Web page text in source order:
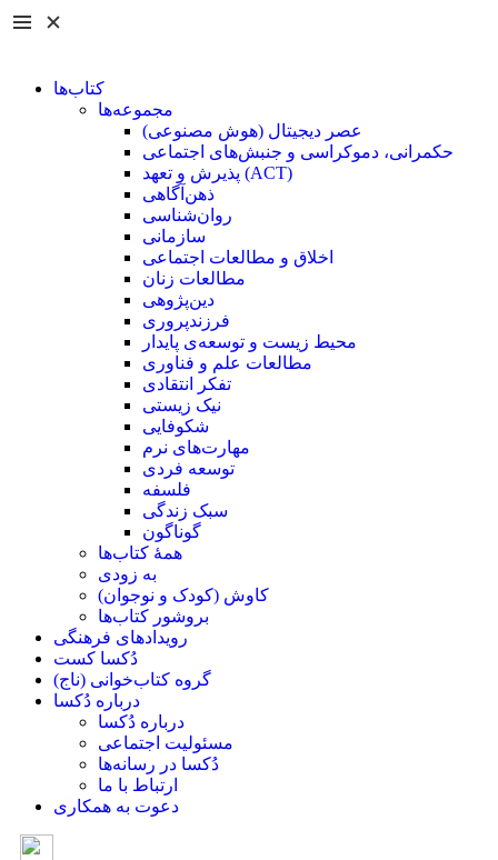
کتاب‌ها
مجموعه‌ها
عصر دیجیتال (هوش مصنوعی)
حکمرانی، دموکراسی و جنبش‌های اجتماعی
پذیرش و تعهد (ACT)
ذهن‌آگاهی
روان‌شناسی
سازمانی
اخلاق و مطالعات اجتماعی
مطالعات زنان
دین‌پژوهی
فرزند‌پروری
محیط زیست و توسعه‌ی پایدار
مطالعات علم و فناوری
تفکر انتقادی
نیک زیستی
شکوفایی
مهارت‌های نرم
توسعه فردی
فلسفه
سبک زندگی
گوناگون
همۀ کتاب‌ها
به زودی
کاوش (کودک و ‌نوجوان)
بروشور کتاب‌ها
رویدادهای فرهنگی
دُکسا کست
گروه کتاب‌خوانی (ناج)
درباره دُکسا
درباره دُکسا
مسئولیت اجتماعی
دُکسا در رسانه‌ها
ارتباط با ما
دعوت به همکاری